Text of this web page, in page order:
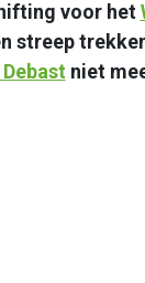
voor het
streep
niet